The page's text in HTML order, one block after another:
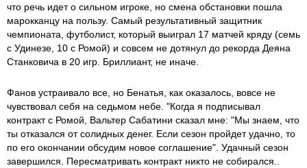
что речь идет о сильном игроке, но смена обстановки пошла
марокканцу на пользу. Самый результативный защитник
чемпионата, футболист, который выиграл 17 матчей кряду (семь
с Удинезе, 10 с Ромой) и совсем не дотянул до рекорда Деяна
Станковича в 20 игр. Бриллиант, не иначе.
Фанов устраивало все, но Бенатья, как оказалось, вовсе не
чувствовал себя на седьмом небе. "Когда я подписывал
контракт с Ромой, Вальтер Сабатини сказал мне: "Мы знаем, что
ты отказался от солидных денег. Если сезон пройдет удачно, то
по его окончании обсудим новое соглашение". Удачный сезон
завершился. Пересматривать контракт никто не собирался..